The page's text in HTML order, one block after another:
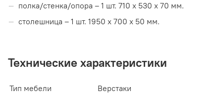
полка/стенка/опора – 1 шт. 710 х 530 х 70 мм.
столешница – 1 шт. 1950 х 700 х 50 мм.
Технические характеристики
Тип мебели Верстаки